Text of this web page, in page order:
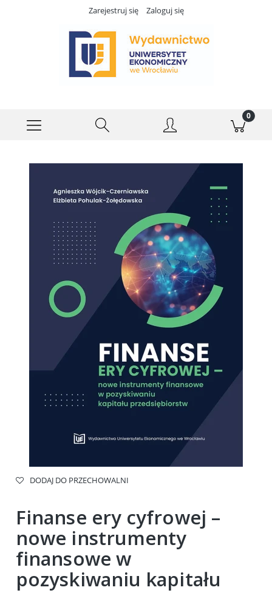
Zarejestruj się Zaloguj się
DODAJ DO PRZECHOWALNI
Finanse ery cyfrowej –
nowe instrumenty
finansowe w
pozyskiwaniu kapitału